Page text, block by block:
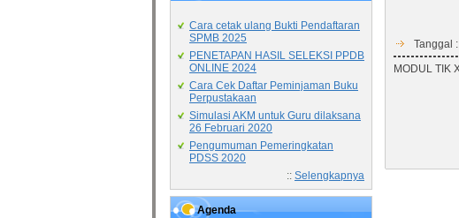
Cara cetak ulang Bukti Pendaftaran
SPMB 2025
PENETAPAN HASIL SELEKSI PPDB
ONLINE 2024
Cara Cek Daftar Peminjaman Buku
Perpustakaan
Simulasi AKM untuk Guru dilaksana
26 Februari 2020
Pengumuman Pemeringkatan
PDSS 2020
:: Selengkapnya
Agenda
Tanggal
MODUL TIK